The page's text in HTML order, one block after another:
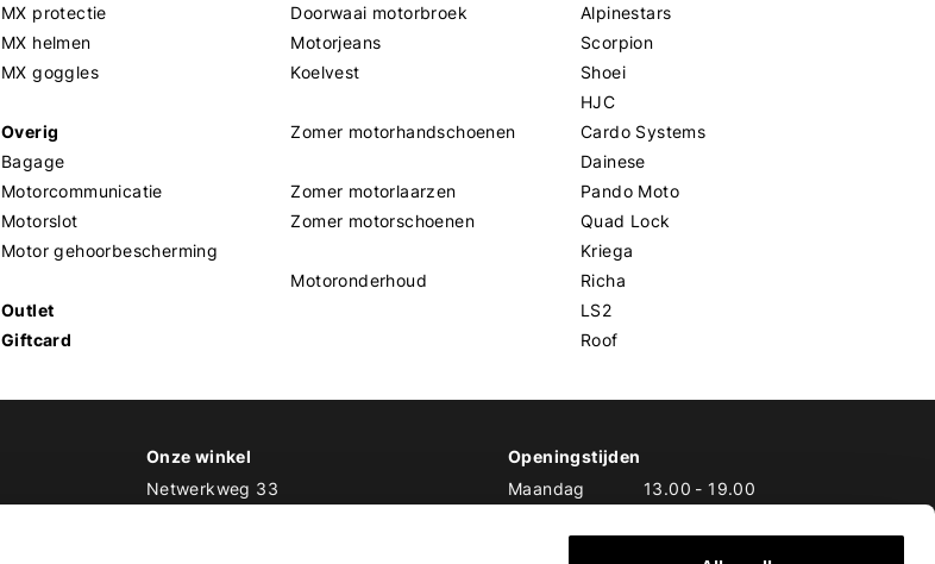
MX protectie
MX helmen
MX goggles
Overig
Bagage
Motorcommunicatie
Motorslot
Motor gehoorbescherming
Outlet
Giftcard
Doorwaai motorbroek
Motorjeans
Koelvest
Zomer motorhandschoenen
Zomer motorlaarzen
Zomer motorschoenen
Motoronderhoud
Alpinestars
Scorpion
Shoei
HJC
Cardo Systems
Dainese
Pando Moto
Quad Lock
Kriega
Richa
LS2
Roof
Onze winkel
Netwerkweg 33
Openingstijden
Maandag
13.00 - 19.00
Woensdag
10.00-19.00